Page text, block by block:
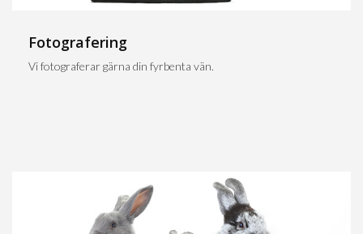
Fotografering
Vi fotograferar gärna din fyrbenta vän.